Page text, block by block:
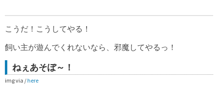
こうだ！こうしてやる！
飼い主が遊んでくれないなら、邪魔してやるっ！
ねぇあそぼ～！
img via / here